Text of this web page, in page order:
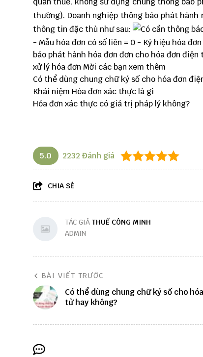
thường). Doanh nghiệp thông báo phát hành
thông tin đặc thù như sau:
- Mẫu hóa đơn có số liên = 0 - Ký hiệu hóa
báo phát hành hóa đơn đơn cho hóa đơn
xử lý hóa đơn Mời các bạn xem thêm
Có thể dùng chung chữ ký số cho hóa đơn
Khái niệm Hóa đơn xác thực là gì
Hóa đơn xác thực có giá trị pháp lý không?
5.0 2232 Đánh giá
CHIA SẺ
TÁC GIẢ THUẾ CÔNG MINH
ADMIN
BÀI VIẾT TRƯỚC
Có thể dùng chung chữ ký số cho
tử hay không?